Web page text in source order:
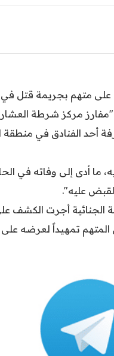
على متهم بجريمة قتل في
"مفارز مركز شرطة
أحد الفنادق في منطقة
أدى إلى وفاته في
عليه".
الجنائية أجرت الكشف
المتهم تمهيداً لعرضه